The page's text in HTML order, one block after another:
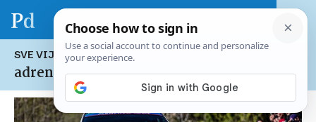
SVE VIJESTI NA TEMU:
adrenalinski turizam